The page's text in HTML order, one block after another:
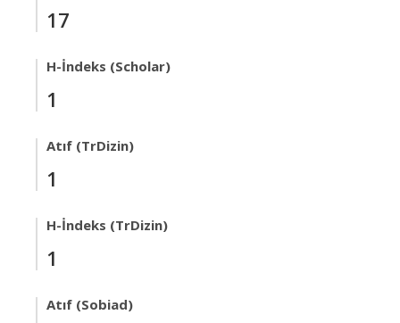
17
H-İndeks (Scholar)
1
Atıf (TrDizin)
1
H-İndeks (TrDizin)
1
Atıf (Sobiad)